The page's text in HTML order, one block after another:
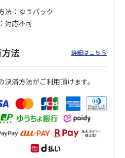
リーティング切
…
4.8（11）
円
4.6（7）
11,000円
法
ゆうパック
対応不可
法 詳細はこちら
決済方法がご利用頂けます。